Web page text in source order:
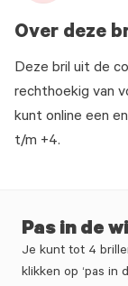
Over deze
Deze bril uit de
rechthoekig van
kunt online een
t/m +4.
Pas in de
Je kunt tot 4
klikken op ‘pas in